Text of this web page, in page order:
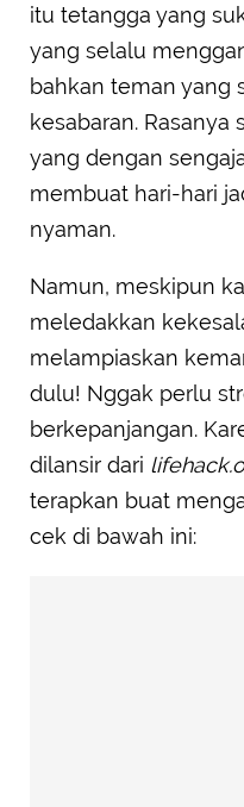
itu tetangga yang
yang selalu
bahkan teman yang
kesabaran. Rasanya
yang dengan
membuat hari-hari
nyaman.
Namun, meskipun
meledakkan
melampiaskan
dulu! Nggak perlu
berkepanjangan.
dilansir dari
terapkan buat
cek di bawah ini: